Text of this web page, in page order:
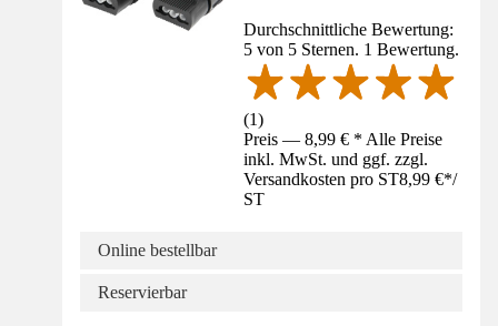
Durchschnittliche Bewertung:
5 von 5 Sternen. 1 Bewertung.
(1)
Preis — 8,99 € * Alle Preise
inkl. MwSt. und ggf. zzgl.
Versandkosten pro ST8,99 €*/
ST
Online bestellbar
Reservierbar